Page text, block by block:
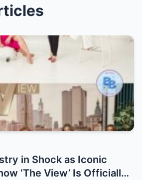
in Shock as Iconic
‘The View’ Is Officially